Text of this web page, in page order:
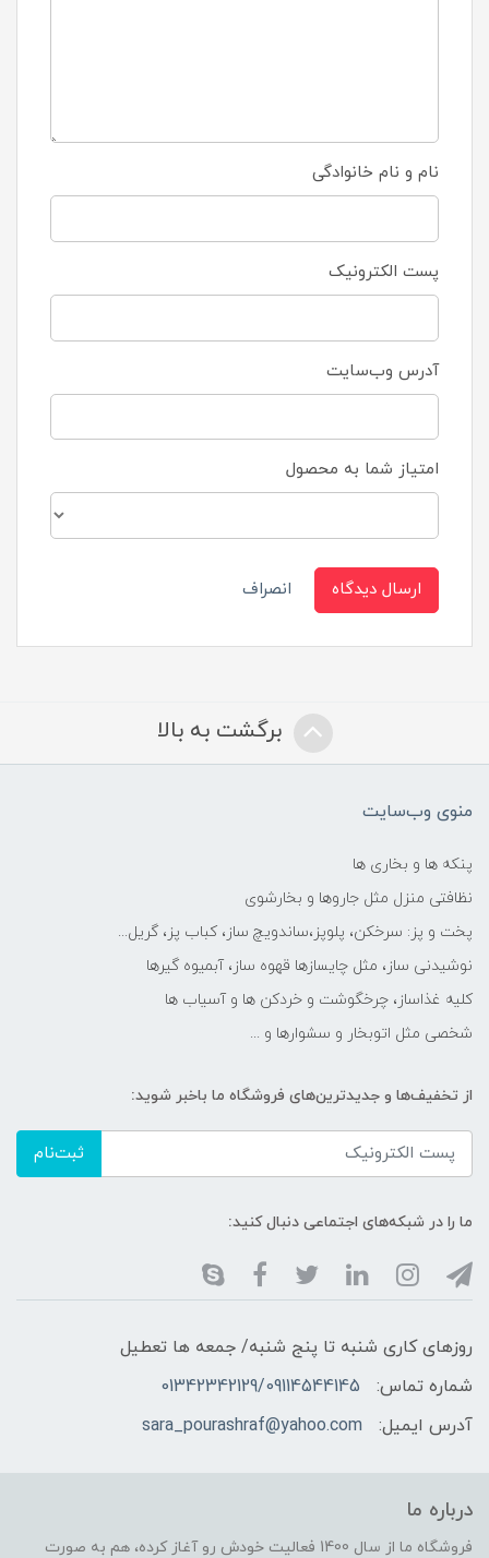
نام و نام خانوادگی
پست الکترونیک
آدرس وب‌سایت
امتیاز شما به محصول
ارسال دیدگاه انصراف
برگشت به بالا
منوی وب‌سایت
پنکه ها و بخاری ها
نظافتی منزل مثل جاروها و بخارشوی
پخت و پز: سرخکن، پلوپز،ساندویچ ساز، کباب پز، گریل...
نوشیدنی ساز، مثل چایسازها قهوه ساز، آبمیوه گیرها
کلیه غذاساز، چرخگوشت و خردکن ها و آسیاب ها
شخصی مثل اتوبخار و سشوارها و ...
از تخفیف‌ها و جدیدترین‌های فروشگاه ما باخبر شوید:
ثبت‌نام
ما را در شبکه‌های اجتماعی دنبال کنید:
روزهای کاری شنبه تا پنج شنبه/ جمعه ها تعطیل
شماره تماس:
01342342129/09114544145
آدرس ایمیل:
sara_pourashraf@yahoo.com
درباره ما
فروشگاه ما از سال 1400 فعالیت خودش رو آغاز کرده، هم به صورت